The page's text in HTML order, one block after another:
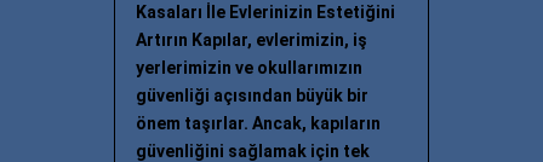
Kasaları İle Evlerinizin Estetiğini
Artırın Kapılar, evlerimizin, iş
yerlerimizin ve okullarımızın
güvenliği açısından büyük bir
önem taşırlar. Ancak, kapıların
güvenliğini sağlamak için tek